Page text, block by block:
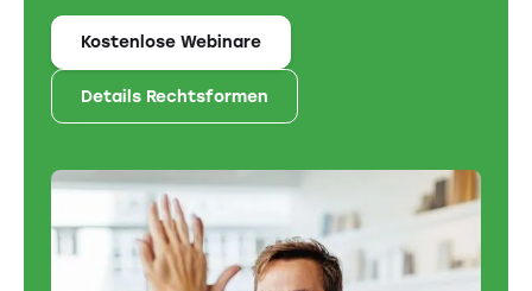
Kostenlose Webinare
Details Rechtsformen